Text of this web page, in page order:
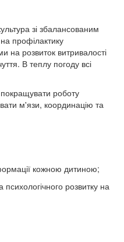
зі збалансованим
профілактику
на розвиток витривалості
В теплу погоду всі
роботу
м'язи, координацію та
кожною дитиною;
психологічного розвитку на